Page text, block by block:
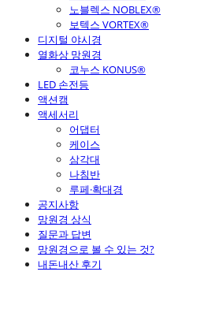
노블렉스 NOBLEX®
보텍스 VORTEX®
디지털 야시경
열화상 망원경
코누스 KONUS®
LED 손전등
액션캠
액세서리
어댑터
케이스
삼각대
나침반
루페·확대경
공지사항
망원경 상식
질문과 답변
망원경으로 볼 수 있는 것?
내돈내산 후기